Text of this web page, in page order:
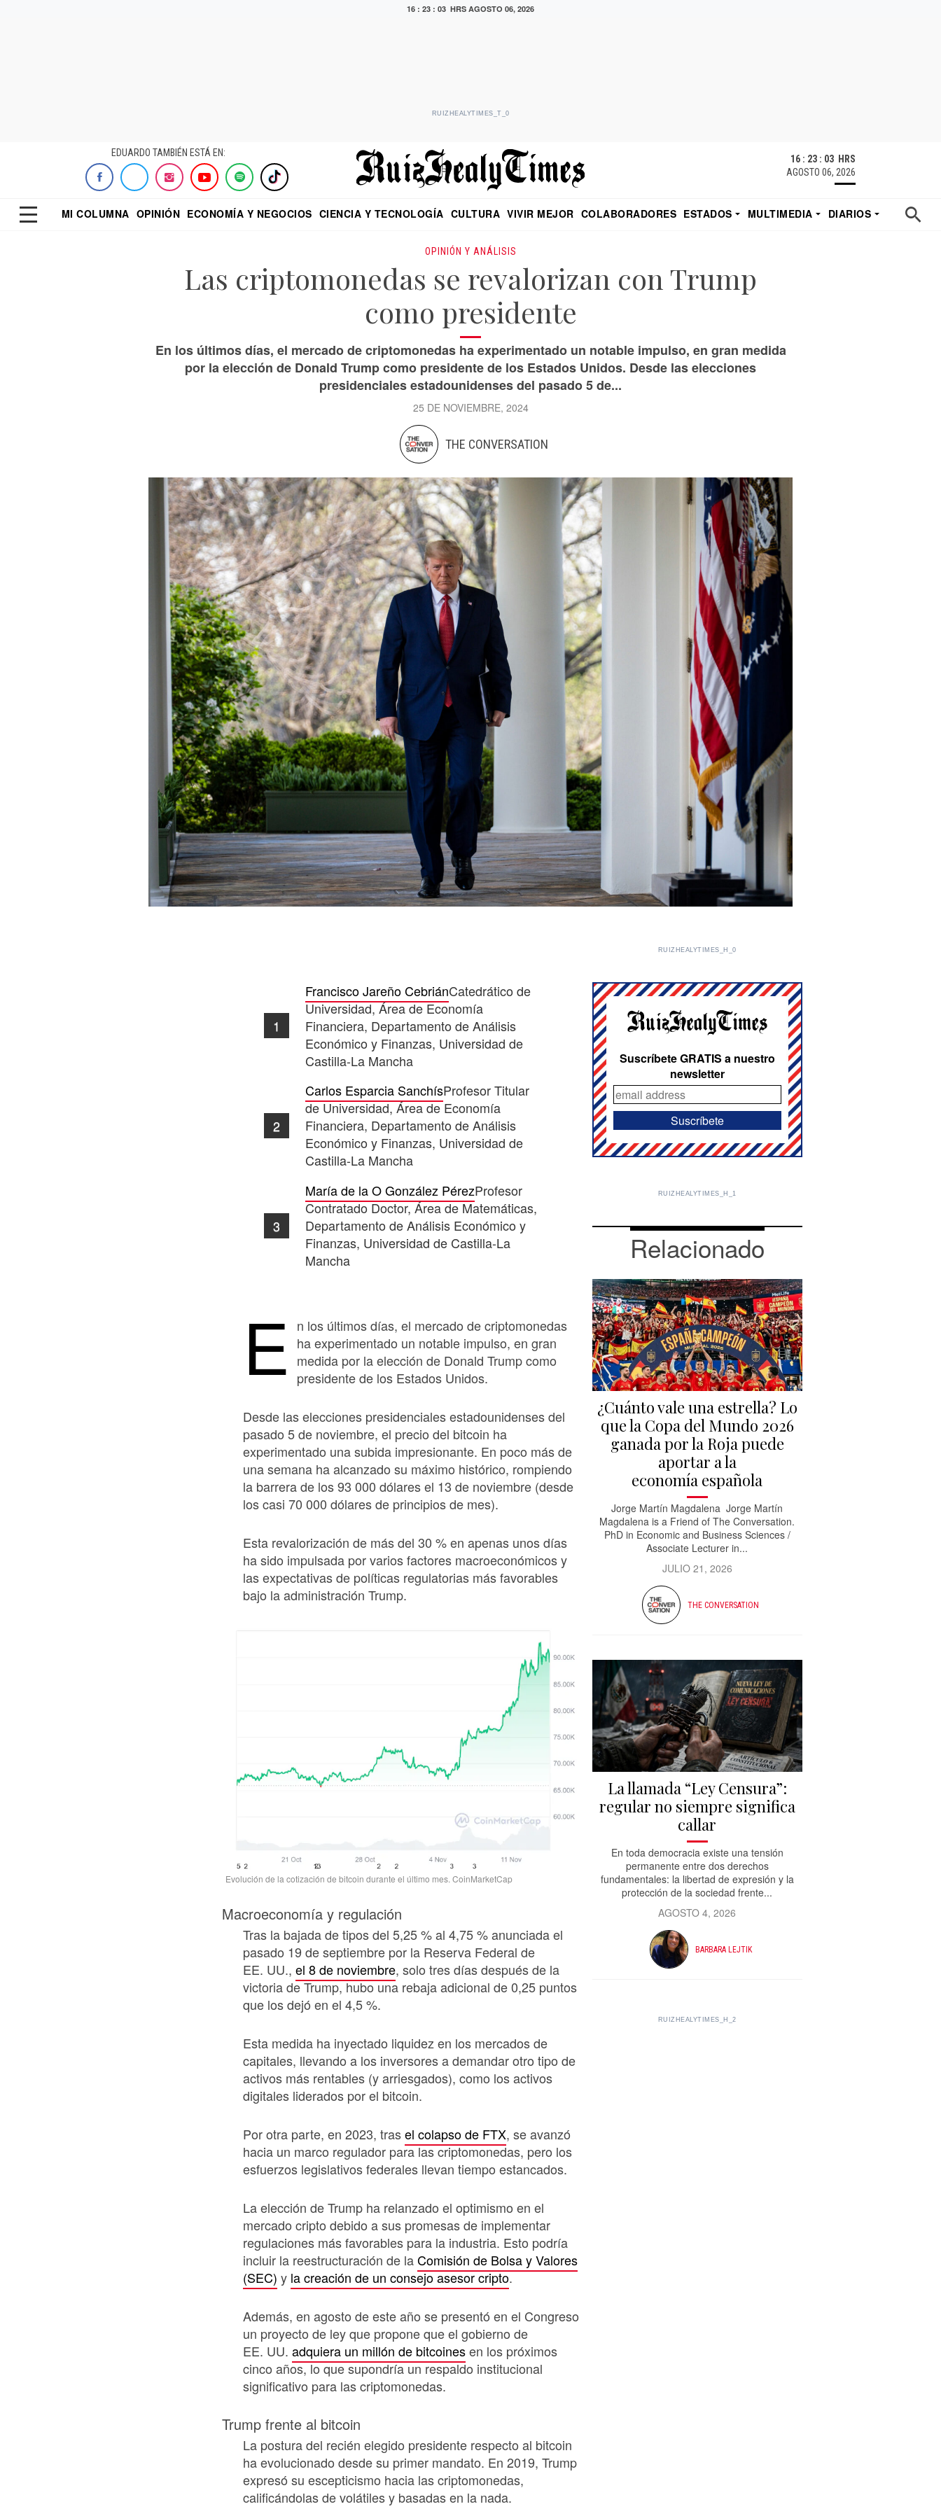
16 : 23 : 04 HRS AGOSTO 06, 2026
RUIZHEALYTIMES_T_0
EDUARDO TAMBIÉN ESTÁ EN:
16 : 23 : 04 HRS
AGOSTO 06, 2026
MI COLUMNA OPINIÓN ECONOMÍA Y NEGOCIOS CIENCIA Y TECNOLOGÍA CULTURA VIVIR MEJOR COLABORADORES ESTADOS MULTIMEDIA
DIARIOS
OPINIÓN Y ANÁLISIS
Las criptomonedas se revalorizan con Trump
como presidente
En los últimos días, el mercado de criptomonedas ha experimentado un notable impulso, en gran medida
por la elección de Donald Trump como presidente de los Estados Unidos. Desde las elecciones
presidenciales estadounidenses del pasado 5 de...
25 DE NOVIEMBRE, 2024
THE CONVERSATION
Francisco Jareño CebriánCatedrático de
Universidad, Área de Economía
Financiera, Departamento de Análisis
Económico y Finanzas, Universidad de
Castilla-La Mancha
Carlos Esparcia SanchísProfesor Titular
de Universidad, Área de Economía
Financiera, Departamento de Análisis
Económico y Finanzas, Universidad de
Castilla-La Mancha
María de la O González PérezProfesor
Contratado Doctor, Área de Matemáticas,
Departamento de Análisis Económico y
Finanzas, Universidad de Castilla-La
Mancha
E
n los últimos días, el mercado de criptomonedas
ha experimentado un notable impulso, en gran
medida por la elección de Donald Trump como
presidente de los Estados Unidos.
Desde las elecciones presidenciales estadounidenses del
pasado 5 de noviembre, el precio del bitcoin ha
experimentado una subida impresionante. En poco más de
una semana ha alcanzado su máximo histórico, rompiendo
la barrera de los 93 000 dólares el 13 de noviembre (desde
los casi 70 000 dólares de principios de mes).
Esta revalorización de más del 30 % en apenas unos días
ha sido impulsada por varios factores macroeconómicos y
las expectativas de políticas regulatorias más favorables
bajo la administración Trump.
Evolución de la cotización de bitcoin durante el último mes. CoinMarketCap
Macroeconomía y regulación
Tras la bajada de tipos del 5,25 % al 4,75 % anunciada el
pasado 19 de septiembre por la Reserva Federal de
EE. UU., el 8 de noviembre, solo tres días después de la
victoria de Trump, hubo una rebaja adicional de 0,25 puntos
que los dejó en el 4,5 %.
Esta medida ha inyectado liquidez en los mercados de
capitales, llevando a los inversores a demandar otro tipo de
activos más rentables (y arriesgados), como los activos
digitales liderados por el bitcoin.
Por otra parte, en 2023, trasel colapso de FTX, se avanzó
hacia un marco regulador para las criptomonedas, pero los
esfuerzos legislativos federales llevan tiempo estancados.
La elección de Trump ha relanzado el optimismo en el
mercado cripto debido a sus promesas de implementar
regulaciones más favorables para la industria. Esto podría
incluir la reestructuración de laComisión de Bolsa y Valores
(SEC) y la creación de un consejo asesor cripto.
Además, en agosto de este año se presentó en el Congreso
un proyecto de ley que propone que el gobierno de
EE. UU. adquiera un millón de bitcoinesen los próximos
cinco años, lo que supondría un respaldo institucional
significativo para las criptomonedas.
Trump frente al bitcoin
La postura del recién elegido presidente respecto al bitcoin
ha evolucionado desde su primer mandato. En 2019, Trump
expresó su escepticismo hacia las criptomonedas,
calificándolas de volátiles y basadas en la nada.
RUIZHEALYTIMES_H_0
Suscríbete GRATIS a nuestro
newsletter
RUIZHEALYTIMES_H_1
Relacionado
¿Cuánto vale una estrella? Lo
que la Copa del Mundo 2026
ganada por la Roja puede
aportar a la
economía española
Jorge Martín Magdalena Jorge Martín
Magdalena is a Friend of The Conversation.
PhD in Economic and Business Sciences /
Associate Lecturer in...
JULIO 21, 2026
THE CONVERSATION
La llamada “Ley Censura”:
regular no siempre significa
callar
En toda democracia existe una tensión
permanente entre dos derechos
fundamentales: la libertad de expresión y la
protección de la sociedad frente...
AGOSTO 4, 2026
BARBARA LEJTIK
RUIZHEALYTIMES_H_2